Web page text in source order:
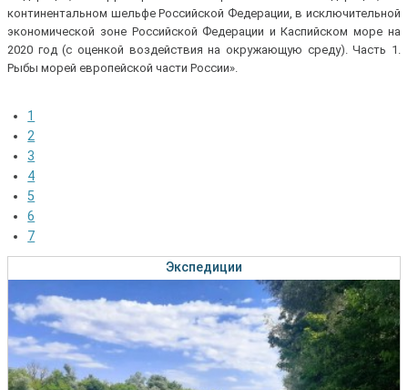
континентальном шельфе Российской Федерации, в исключительной
экономической зоне Российской Федерации и Каспийском море на
2020 год (с оценкой воздействия на окружающую среду). Часть 1.
Рыбы морей европейской части России».
1
2
3
4
5
6
7
Экспедиции